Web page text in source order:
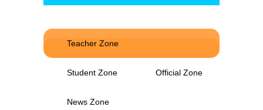
Teacher Zone
Student Zone Official Zone
News Zone